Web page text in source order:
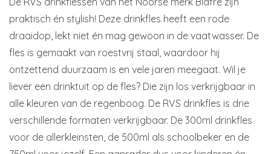
praktisch én stylish! Deze drinkfles heeft een rode
draaidop, lekt niet én mag gewoon in de vaatwasser. De
fles is gemaakt van roestvrij staal, waardoor hij
ontzettend duurzaam is en vele jaren meegaat. Wil je
liever een drinktuit op de fles? Die zijn los verkrijgbaar in
alle kleuren van de regenboog. De RVS drinkfles is drie
verschillende formaten verkrijgbaar. De 300ml drinkfles
voor de allerkleinsten, de 500ml als schoolbeker en de